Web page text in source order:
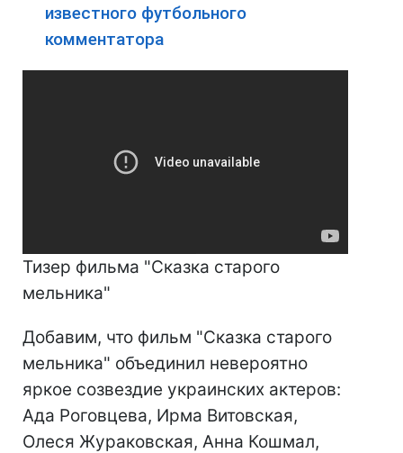
известного футбольного
комментатора
Тизер фильма "Сказка старого
мельника"
Добавим, что фильм "Сказка старого
мельника" объединил невероятно
яркое созвездие украинских актеров:
Ада Роговцева, Ирма Витовская,
Олеся Жураковская, Анна Кошмал,